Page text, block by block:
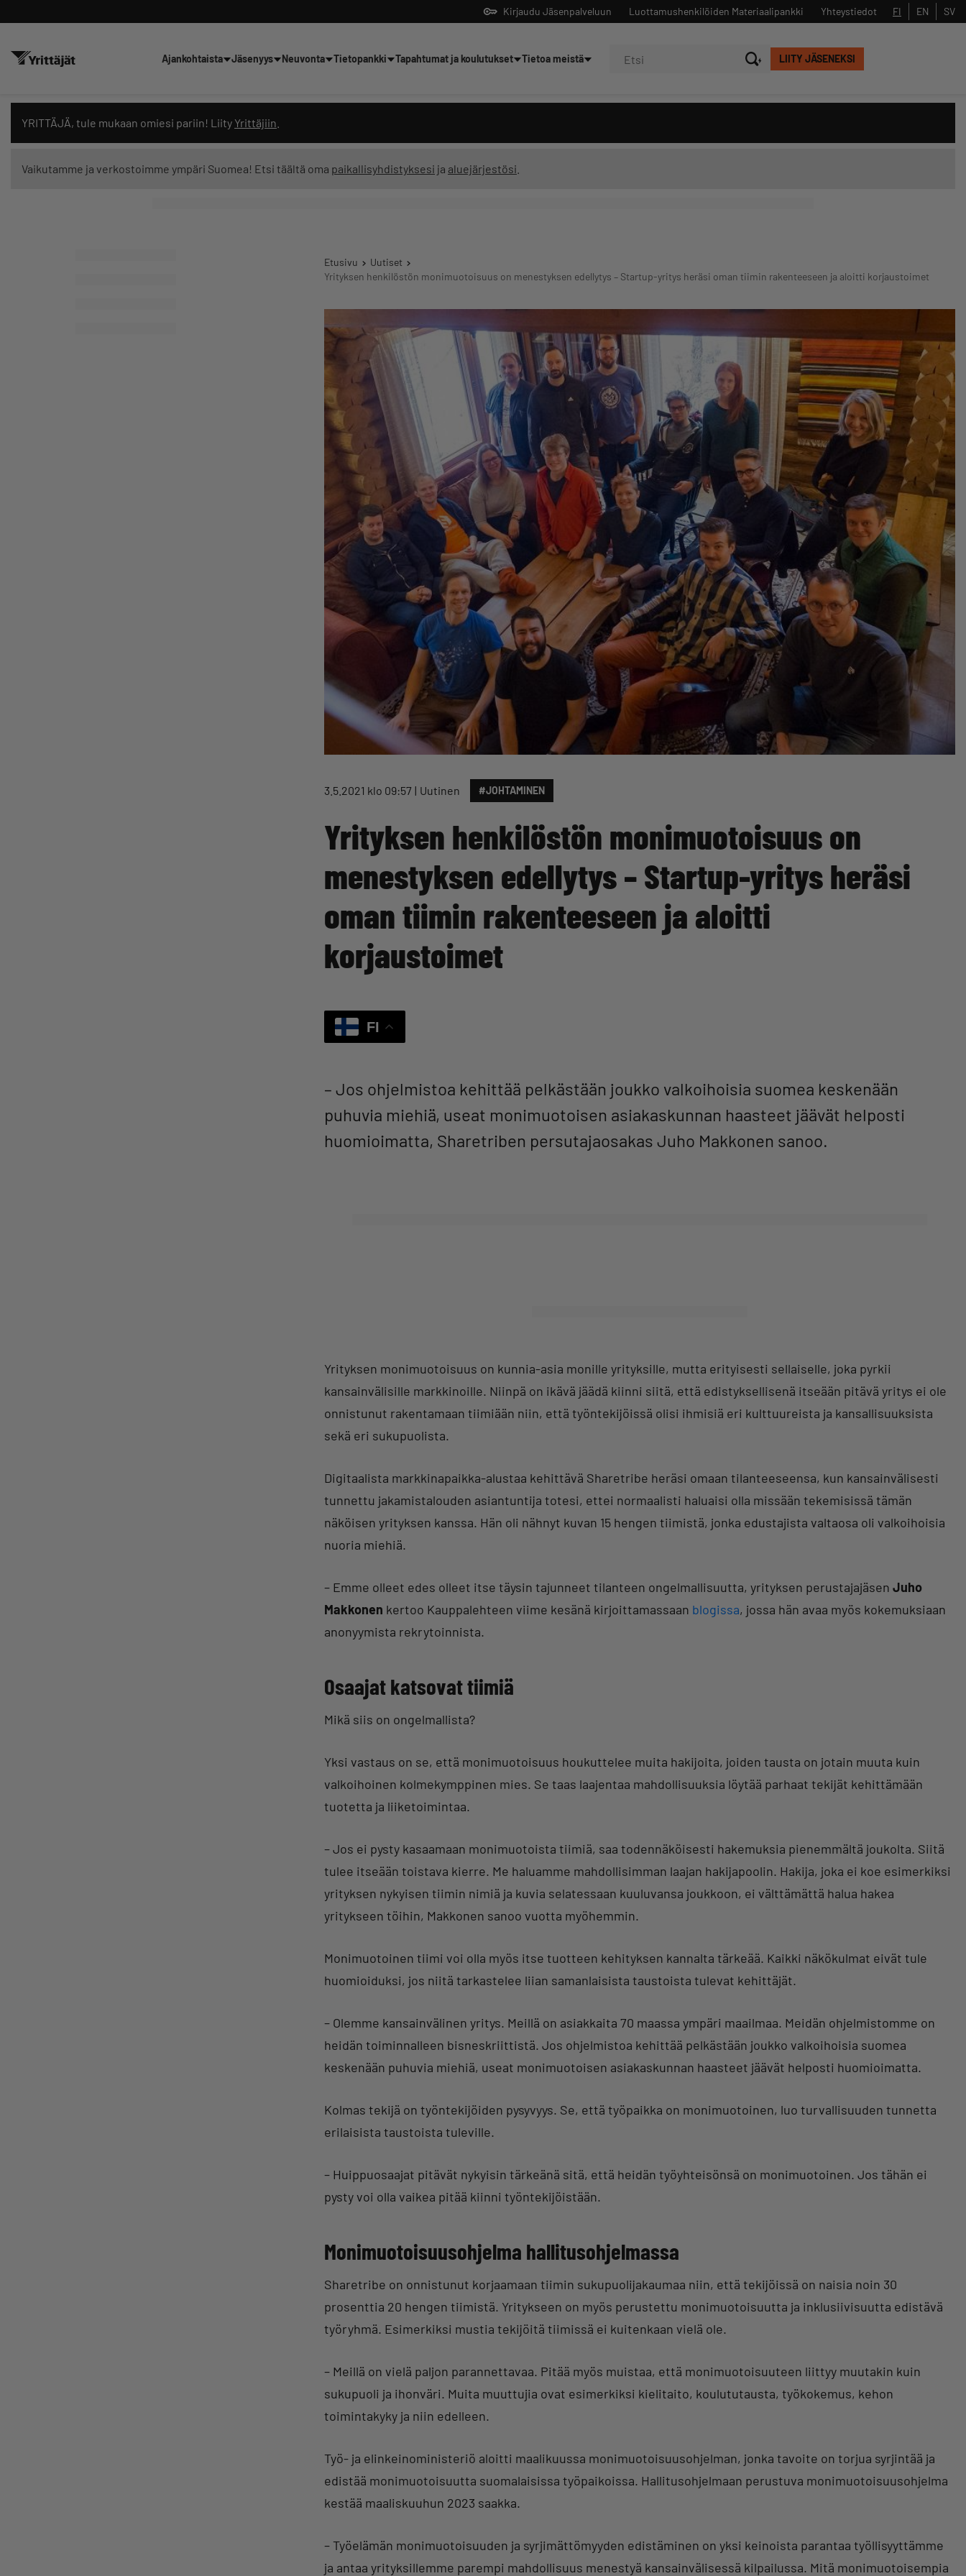
Kirjaudu Jäsenpalveluun Yhteystiedot
Luottamushenkilöiden Materiaalipankki FI EN SV
LIITY JÄSENEKSI
Ajankohtaista Jäsenyys Neuvonta Tietopankki Tapahtumat ja koulutukset Tietoa meistä
YRITTÄJÄ, tule mukaan omiesi pariin! Liity Yrittäjiin
Vaikutamme ja verkostoimme ympäri Suomea! Etsi täältä oma paikallisyhdistyksesi ja aluejärjestösi
Etusivu
Uutiset
Yrityksen henkilöstön monimuotoisuus on menestyksen edellytys – Startup-yritys heräsi oman tiimin rakenteeseen ja aloitti korjaustoimet
3.5.2021 klo 09:57 Uutinen #JOHTAMINEN
Yrityksen henkilöstön monimuotoisuus on
menestyksen edellytys – Startup-yritys heräsi
oman tiimin rakenteeseen ja aloitti
korjaustoimet
FI
– Jos ohjelmistoa kehittää pelkästään joukko valkoihoisia suomea keskenään
puhuvia miehiä, useat monimuotoisen asiakaskunnan haasteet jäävät helposti
huomioimatta, Sharetriben persutajaosakas Juho Makkonen sanoo.
Yrityksen monimuotoisuus on kunnia-asia monille yrityksille, mutta erityisesti sellaiselle, joka pyrkii
kansainvälisille markkinoille. Niinpä on ikävä jäädä kiinni siitä, että edistyksellisenä itseään pitävä yritys ei ole
onnistunut rakentamaan tiimiään niin, että työntekijöissä olisi ihmisiä eri kulttuureista ja kansallisuuksista
sekä eri sukupuolista.
Digitaalista markkinapaikka-alustaa kehittävä Sharetribe heräsi omaan tilanteeseensa, kun kansainvälisesti
tunnettu jakamistalouden asiantuntija totesi, ettei normaalisti haluaisi olla missään tekemisissä tämän
näköisen yrityksen kanssa. Hän oli nähnyt kuvan 15 hengen tiimistä, jonka edustajista valtaosa oli valkoihoisia
nuoria miehiä.
– Emme olleet edes olleet itse täysin tajunneet tilanteen ongelmallisuutta, yrityksen perustajajäsen Juho
Makkonen kertoo Kauppalehteen viime kesänä kirjoittamassaan blogissa, jossa hän avaa myös kokemuksiaan
anonyymista rekrytoinnista.
Osaajat katsovat tiimiä
Mikä siis on ongelmallista?
Yksi vastaus on se, että monimuotoisuus houkuttelee muita hakijoita, joiden tausta on jotain muuta kuin
valkoihoinen kolmekymppinen mies. Se taas laajentaa mahdollisuuksia löytää parhaat tekijät kehittämään
tuotetta ja liiketoimintaa.
– Jos ei pysty kasaamaan monimuotoista tiimiä, saa todennäköisesti hakemuksia pienemmältä joukolta. Siitä
tulee itseään toistava kierre. Me haluamme mahdollisimman laajan hakijapoolin. Hakija, joka ei koe esimerkiksi
yrityksen nykyisen tiimin nimiä ja kuvia selatessaan kuuluvansa joukkoon, ei välttämättä halua hakea
yritykseen töihin, Makkonen sanoo vuotta myöhemmin.
Monimuotoinen tiimi voi olla myös itse tuotteen kehityksen kannalta tärkeää. Kaikki näkökulmat eivät tule
huomioiduksi, jos niitä tarkastelee liian samanlaisista taustoista tulevat kehittäjät.
– Olemme kansainvälinen yritys. Meillä on asiakkaita 70 maassa ympäri maailmaa. Meidän ohjelmistomme on
heidän toiminnalleen bisneskriittistä. Jos ohjelmistoa kehittää pelkästään joukko valkoihoisia suomea
keskenään puhuvia miehiä, useat monimuotoisen asiakaskunnan haasteet jäävät helposti huomioimatta.
Kolmas tekijä on työntekijöiden pysyvyys. Se, että työpaikka on monimuotoinen, luo turvallisuuden tunnetta
erilaisista taustoista tuleville.
– Huippuosaajat pitävät nykyisin tärkeänä sitä, että heidän työyhteisönsä on monimuotoinen. Jos tähän ei
pysty voi olla vaikea pitää kiinni työntekijöistään.
Monimuotoisuusohjelma hallitusohjelmassa
Sharetribe on onnistunut korjaamaan tiimin sukupuolijakaumaa niin, että tekijöissä on naisia noin 30
prosenttia 20 hengen tiimistä. Yritykseen on myös perustettu monimuotoisuutta ja inklusiivisuutta edistävä
työryhmä. Esimerkiksi mustia tekijöitä tiimissä ei kuitenkaan vielä ole.
– Meillä on vielä paljon parannettavaa. Pitää myös muistaa, että monimuotoisuuteen liittyy muutakin kuin
sukupuoli ja ihonväri. Muita muuttujia ovat esimerkiksi kielitaito, koulututausta, työkokemus, kehon
toimintakyky ja niin edelleen.
Työ- ja elinkeinoministeriö aloitti maalikuussa monimuotoisuusohjelman, jonka tavoite on torjua syrjintää ja
edistää monimuotoisuutta suomalaisissa työpaikoissa. Hallitusohjelmaan perustuva monimuotoisuusohjelma
kestää maaliskuuhun 2023 saakka.
– Työelämän monimuotoisuuden ja syrjimättömyyden edistäminen on yksi keinoista parantaa työllisyyttämme
ja antaa yrityksillemme parempi mahdollisuus menestyä kansainvälisessä kilpailussa. Mitä monimuotoisempia
Sulje
Hae sivustolta tai kysy suoraan Yrittäjien tekoälyltä